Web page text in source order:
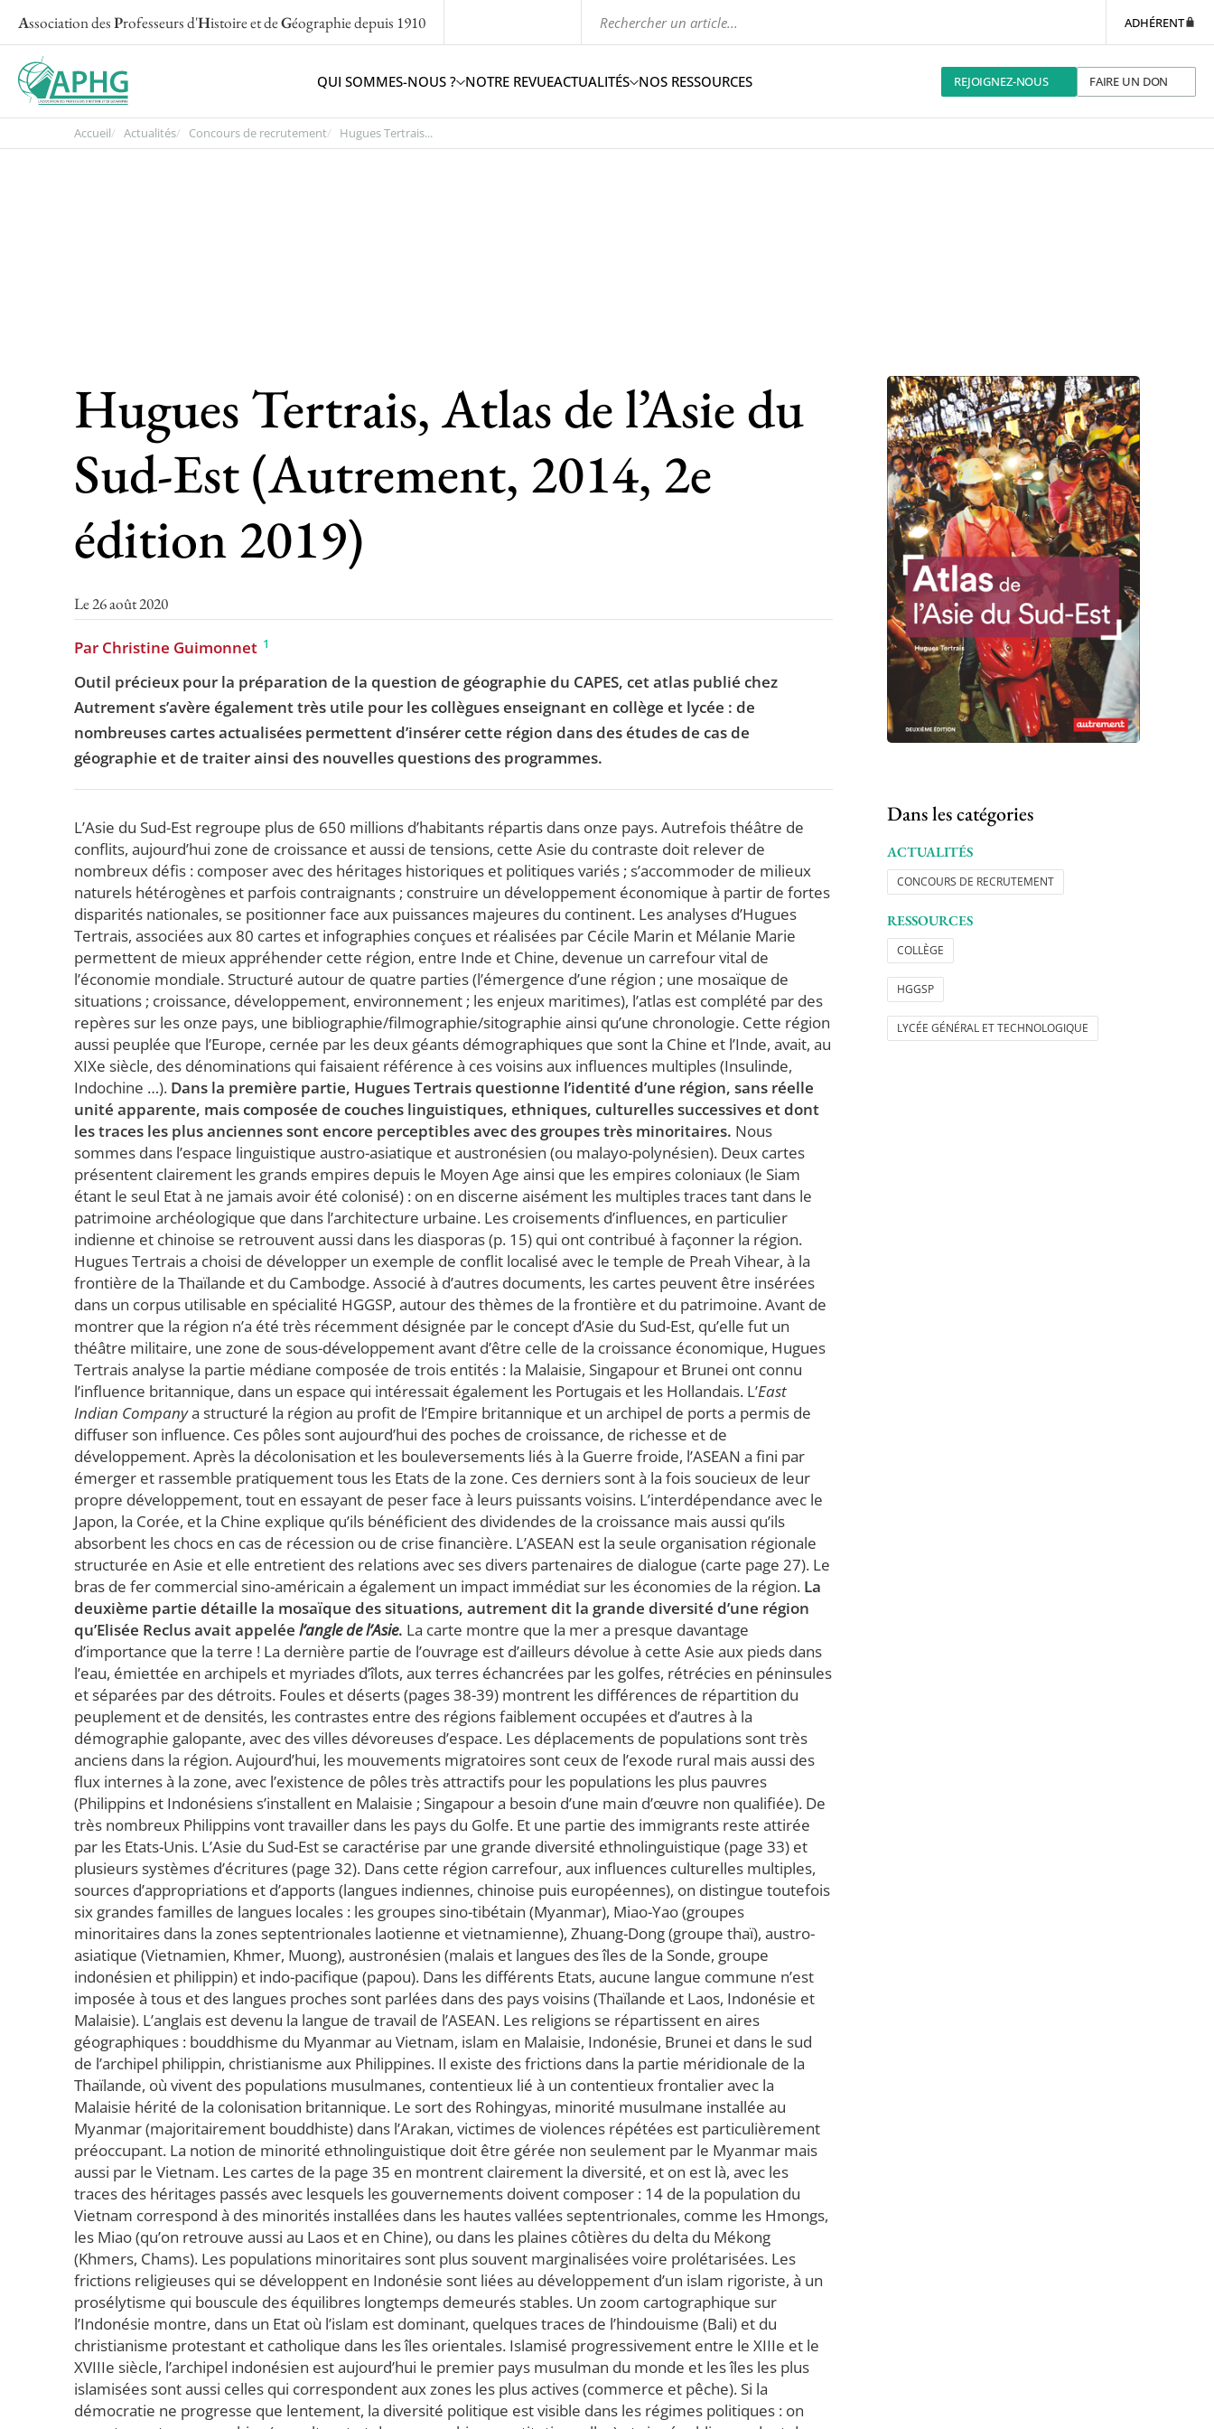
Association desProfesseurs d'Histoire et deGéographiedepuis 1910 ADHÉRENT
QUI SOMMES-NOUS ? NOTRE REVUEACTUALITÉS NOS RESSOURCES REJOIGNEZ-NOUS FAIRE UN DON
Accueil Actualités Concours de recrutement Hugues Tertrais...
Hugues Tertrais, Atlas de l’Asie du
Sud-Est (Autrement, 2014, 2e
édition 2019)
Le 26 août 2020
Par Christine Guimonnet 1
Outil précieux pour la préparation de la question de géographie du CAPES, cet atlas publié chez
Autrement s’avère également très utile pour les collègues enseignant en collège et lycée : de
nombreuses cartes actualisées permettent d’insérer cette région dans des études de cas de
géographie et de traiter ainsi des nouvelles questions des programmes.
L’Asie du Sud-Est regroupe plus de 650 millions d’habitants répartis dans onze pays. Autrefois théâtre de
conflits, aujourd’hui zone de croissance et aussi de tensions, cette Asie du contraste doit relever de
nombreux défis : composer avec des héritages historiques et politiques variés ; s’accommoder de milieux
naturels hétérogènes et parfois contraignants ; construire un développement économique à partir de fortes
disparités nationales, se positionner face aux puissances majeures du continent. Les analyses d’Hugues
Tertrais, associées aux 80 cartes et infographies conçues et réalisées par Cécile Marin et Mélanie Marie
permettent de mieux appréhender cette région, entre Inde et Chine, devenue un carrefour vital de
l’économie mondiale. Structuré autour de quatre parties (l’émergence d’une région ; une mosaïque de
situations ; croissance, développement, environnement ; les enjeux maritimes), l’atlas est complété par des
repères sur les onze pays, une bibliographie/filmographie/sitographie ainsi qu’une chronologie. Cette région
aussi peuplée que l’Europe, cernée par les deux géants démographiques que sont la Chine et l’Inde, avait, au
XIXe siècle, des dénominations qui faisaient référence à ces voisins aux influences multiples (Insulinde,
Indochine …). Dans la première partie, Hugues Tertrais questionne l’identité d’une région, sans réelle
unité apparente, mais composée de couches linguistiques, ethniques, culturelles successives et dont
les traces les plus anciennes sont encore perceptibles avec des groupes très minoritaires. Nous
sommes dans l’espace linguistique austro-asiatique et austronésien (ou malayo-polynésien). Deux cartes
présentent clairement les grands empires depuis le Moyen Age ainsi que les empires coloniaux (le Siam
étant le seul Etat à ne jamais avoir été colonisé) : on en discerne aisément les multiples traces tant dans le
patrimoine archéologique que dans l’architecture urbaine. Les croisements d’influences, en particulier
indienne et chinoise se retrouvent aussi dans les diasporas (p. 15) qui ont contribué à façonner la région.
Hugues Tertrais a choisi de développer un exemple de conflit localisé avec le temple de Preah Vihear, à la
frontière de la Thaïlande et du Cambodge. Associé à d’autres documents, les cartes peuvent être insérées
dans un corpus utilisable en spécialité HGGSP, autour des thèmes de la frontière et du patrimoine. Avant de
montrer que la région n’a été très récemment désignée par le concept d’Asie du Sud-Est, qu’elle fut un
théâtre militaire, une zone de sous-développement avant d’être celle de la croissance économique, Hugues
Tertrais analyse la partie médiane composée de trois entités : la Malaisie, Singapour et Brunei ont connu
l’influence britannique, dans un espace qui intéressait également les Portugais et les Hollandais. L’East
Indian Companya structuré la région au profit de l’Empire britannique et un archipel de ports a permis de
diffuser son influence. Ces pôles sont aujourd’hui des poches de croissance, de richesse et de
développement. Après la décolonisation et les bouleversements liés à la Guerre froide, l’ASEAN a fini par
émerger et rassemble pratiquement tous les Etats de la zone. Ces derniers sont à la fois soucieux de leur
propre développement, tout en essayant de peser face à leurs puissants voisins. L’interdépendance avec le
Japon, la Corée, et la Chine explique qu’ils bénéficient des dividendes de la croissance mais aussi qu’ils
absorbent les chocs en cas de récession ou de crise financière. L’ASEAN est la seule organisation régionale
structurée en Asie et elle entretient des relations avec ses divers partenaires de dialogue (carte page 27). Le
bras de fer commercial sino-américain a également un impact immédiat sur les économies de la région. La
deuxième partie détaille la mosaïque des situations, autrement dit la grande diversité d’une région
qu’Elisée Reclus avait appelée l’angle de l’Asie. La carte montre que la mer a presque davantage
d’importance que la terre ! La dernière partie de l’ouvrage est d’ailleurs dévolue à cette Asie aux pieds dans
l’eau, émiettée en archipels et myriades d’îlots, aux terres échancrées par les golfes, rétrécies en péninsules
et séparées par des détroits. Foules et déserts (pages 38-39) montrent les différences de répartition du
peuplement et de densités, les contrastes entre des régions faiblement occupées et d’autres à la
démographie galopante, avec des villes dévoreuses d’espace. Les déplacements de populations sont très
anciens dans la région. Aujourd’hui, les mouvements migratoires sont ceux de l’exode rural mais aussi des
flux internes à la zone, avec l’existence de pôles très attractifs pour les populations les plus pauvres
(Philippins et Indonésiens s’installent en Malaisie ; Singapour a besoin d’une main d’œuvre non qualifiée). De
très nombreux Philippins vont travailler dans les pays du Golfe. Et une partie des immigrants reste attirée
par les Etats-Unis. L’Asie du Sud-Est se caractérise par une grande diversité ethnolinguistique (page 33) et
plusieurs systèmes d’écritures (page 32). Dans cette région carrefour, aux influences culturelles multiples,
sources d’appropriations et d’apports (langues indiennes, chinoise puis européennes), on distingue toutefois
six grandes familles de langues locales : les groupes sino-tibétain (Myanmar), Miao-Yao (groupes
minoritaires dans la zones septentrionales laotienne et vietnamienne), Zhuang-Dong (groupe thaï), austro-
asiatique (Vietnamien, Khmer, Muong), austronésien (malais et langues des îles de la Sonde, groupe
indonésien et philippin) et indo-pacifique (papou). Dans les différents Etats, aucune langue commune n’est
imposée à tous et des langues proches sont parlées dans des pays voisins (Thaïlande et Laos, Indonésie et
Malaisie). L’anglais est devenu la langue de travail de l’ASEAN. Les religions se répartissent en aires
géographiques : bouddhisme du Myanmar au Vietnam, islam en Malaisie, Indonésie, Brunei et dans le sud
de l’archipel philippin, christianisme aux Philippines. Il existe des frictions dans la partie méridionale de la
Thaïlande, où vivent des populations musulmanes, contentieux lié à un contentieux frontalier avec la
Malaisie hérité de la colonisation britannique. Le sort des Rohingyas, minorité musulmane installée au
Myanmar (majoritairement bouddhiste) dans l’Arakan, victimes de violences répétées est particulièrement
préoccupant. La notion de minorité ethnolinguistique doit être gérée non seulement par le Myanmar mais
aussi par le Vietnam. Les cartes de la page 35 en montrent clairement la diversité, et on est là, avec les
traces des héritages passés avec lesquels les gouvernements doivent composer : 14 de la population du
Vietnam correspond à des minorités installées dans les hautes vallées septentrionales, comme les Hmongs,
les Miao (qu’on retrouve aussi au Laos et en Chine), ou dans les plaines côtières du delta du Mékong
(Khmers, Chams). Les populations minoritaires sont plus souvent marginalisées voire prolétarisées. Les
frictions religieuses qui se développent en Indonésie sont liées au développement d’un islam rigoriste, à un
prosélytisme qui bouscule des équilibres longtemps demeurés stables. Un zoom cartographique sur
l’Indonésie montre, dans un Etat où l’islam est dominant, quelques traces de l’hindouisme (Bali) et du
christianisme protestant et catholique dans les îles orientales. Islamisé progressivement entre le XIIIe et le
XVIIIe siècle, l’archipel indonésien est aujourd’hui le premier pays musulman du monde et les îles les plus
islamisées sont aussi celles qui correspondent aux zones les plus actives (commerce et pêche). Si la
démocratie ne progresse que lentement, la diversité politique est visible dans les régimes politiques : on
Dans les catégories
ACTUALITÉS
CONCOURS DE RECRUTEMENT
RESSOURCES
COLLÈGE
HGGSP
LYCÉE GÉNÉRAL ET TECHNOLOGIQUE